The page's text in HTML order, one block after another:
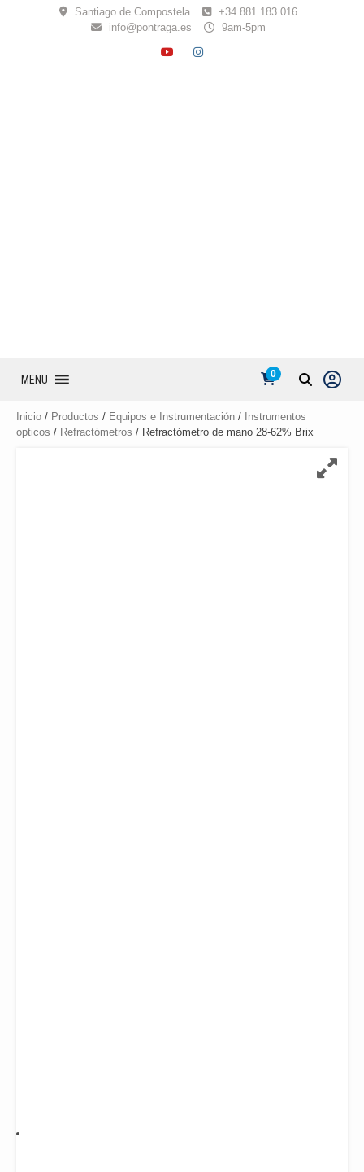
Santiago de Compostela
+34 881 183 016
info@pontraga.es
9am-5pm
YOUTUBE
INSTAGRAM
MENU 0
Inicio / Productos / Equipos e Instrumentación / Instrumentos
opticos / Refractómetros / Refractómetro de mano 28-62% Brix